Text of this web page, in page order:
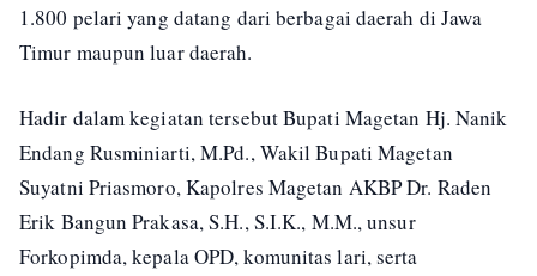
1.800 pelari yang datang dari berbagai daerah di Jawa
Timur maupun luar daerah.
Hadir dalam kegiatan tersebut Bupati Magetan Hj. Nanik
Endang Rusminiarti, M.Pd., Wakil Bupati Magetan
Suyatni Priasmoro, Kapolres Magetan AKBP Dr. Raden
Erik Bangun Prakasa, S.H., S.I.K., M.M., unsur
Forkopimda, kepala OPD, komunitas lari, serta